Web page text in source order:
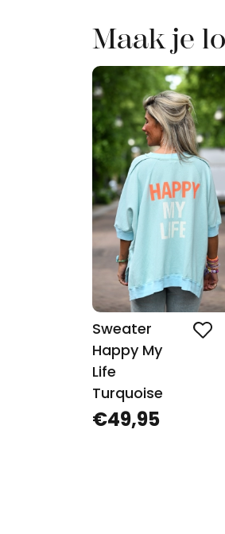
Maak je
Sweater
Happy My
Life
Turquoise
€49,95